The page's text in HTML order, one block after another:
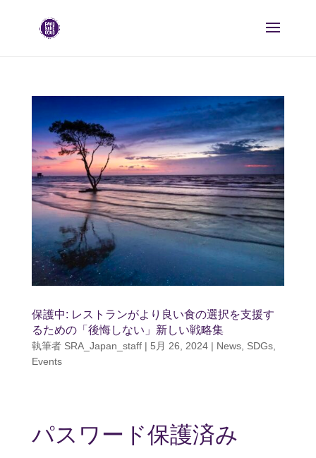
保護中: レストランがより良い食の選択を支援す
るための「後悔しない」新しい戦略集
執筆者 SRA_Japan_staff| 5月 26, 2024| News, SDGs,
Events
パスワード保護済み